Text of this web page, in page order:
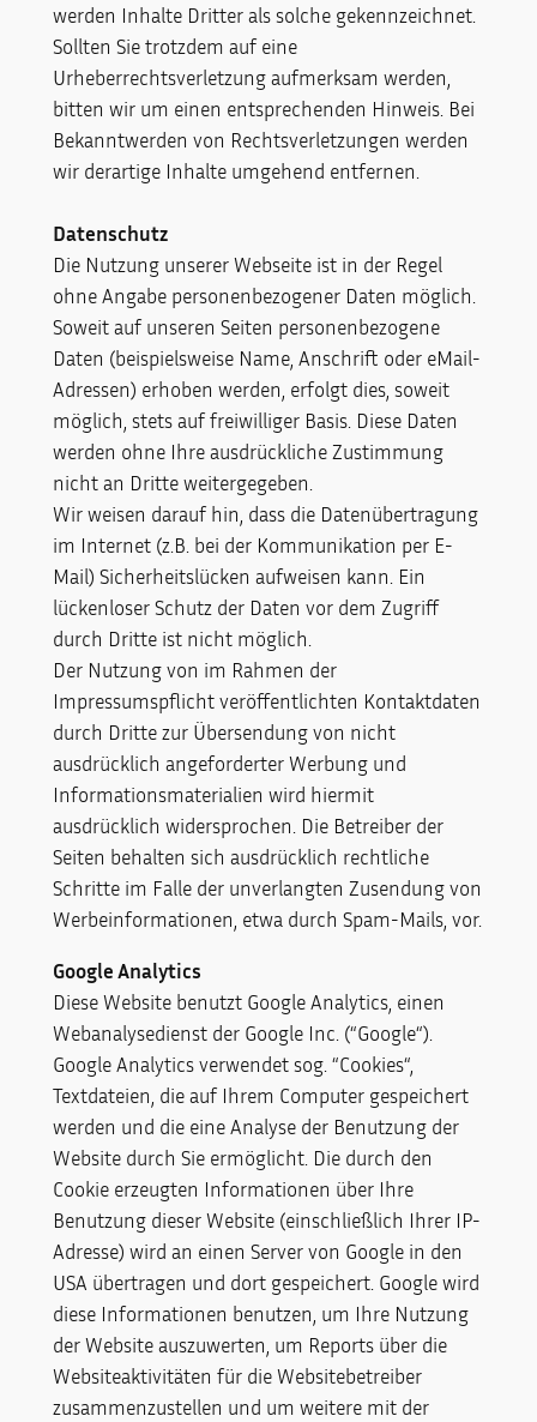
werden Inhalte Dritter als solche gekennzeichnet.
Sollten Sie trotzdem auf eine
Urheberrechtsverletzung aufmerksam werden,
bitten wir um einen entsprechenden Hinweis. Bei
Bekanntwerden von Rechtsverletzungen werden
wir derartige Inhalte umgehend entfernen.
Datenschutz
Die Nutzung unserer Webseite ist in der Regel
ohne Angabe personenbezogener Daten möglich.
Soweit auf unseren Seiten personenbezogene
Daten (beispielsweise Name, Anschrift oder eMail-
Adressen) erhoben werden, erfolgt dies, soweit
möglich, stets auf freiwilliger Basis. Diese Daten
werden ohne Ihre ausdrückliche Zustimmung
nicht an Dritte weitergegeben.
Wir weisen darauf hin, dass die Datenübertragung
im Internet (z.B. bei der Kommunikation per E-
Mail) Sicherheitslücken aufweisen kann. Ein
lückenloser Schutz der Daten vor dem Zugriff
durch Dritte ist nicht möglich.
Der Nutzung von im Rahmen der
Impressumspflicht veröffentlichten Kontaktdaten
durch Dritte zur Übersendung von nicht
ausdrücklich angeforderter Werbung und
Informationsmaterialien wird hiermit
ausdrücklich widersprochen. Die Betreiber der
Seiten behalten sich ausdrücklich rechtliche
Schritte im Falle der unverlangten Zusendung von
Werbeinformationen, etwa durch Spam-Mails, vor.
Google Analytics
Diese Website benutzt Google Analytics, einen
Webanalysedienst der Google Inc. (“Google“).
Google Analytics verwendet sog. “Cookies“,
Textdateien, die auf Ihrem Computer gespeichert
werden und die eine Analyse der Benutzung der
Website durch Sie ermöglicht. Die durch den
Cookie erzeugten Informationen über Ihre
Benutzung dieser Website (einschließlich Ihrer IP-
Adresse) wird an einen Server von Google in den
USA übertragen und dort gespeichert. Google wird
diese Informationen benutzen, um Ihre Nutzung
der Website auszuwerten, um Reports über die
Websiteaktivitäten für die Websitebetreiber
zusammenzustellen und um weitere mit der